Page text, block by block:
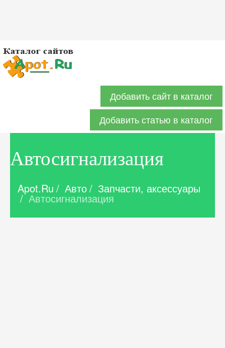
Добавить сайт в каталог
Добавить статью в каталог
Автосигнализация
Apot.Ru / Авто/ Запчасти, аксессуары
/ Автосигнализация